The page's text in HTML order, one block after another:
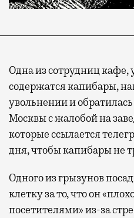
Одна из сотрудниц кафе,
содержатся капибары,
увольнении и
Москвы с жалобой на
которые ссылается
дня, чтобы капибары не
Одного из грызунов
клетку за то, что он
посетителями» из-за